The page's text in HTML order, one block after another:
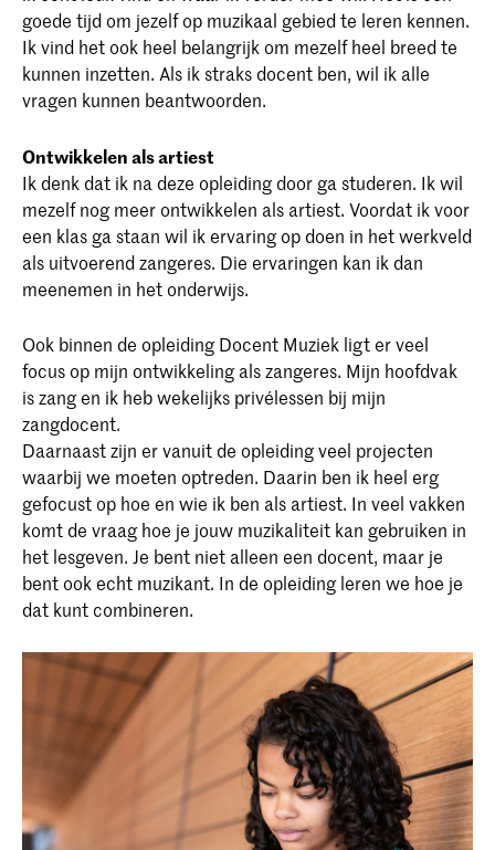
goede tijd om jezelf op muzikaal gebied te leren kennen.
Ik vind het ook heel belangrijk om mezelf heel breed te
kunnen inzetten. Als ik straks docent ben, wil ik alle
vragen kunnen beantwoorden.
Ontwikkelen als artiest
Ik denk dat ik na deze opleiding door ga studeren. Ik wil
mezelf nog meer ontwikkelen als artiest. Voordat ik voor
een klas ga staan wil ik ervaring op doen in het werkveld
als uitvoerend zangeres. Die ervaringen kan ik dan
meenemen in het onderwijs.
Ook binnen de opleiding Docent Muziek ligt er veel
focus op mijn ontwikkeling als zangeres. Mijn hoofdvak
is zang en ik heb wekelijks privélessen bij mijn
zangdocent.
Daarnaast zijn er vanuit de opleiding veel projecten
waarbij we moeten optreden. Daarin ben ik heel erg
gefocust op hoe en wie ik ben als artiest. In veel vakken
komt de vraag hoe je jouw muzikaliteit kan gebruiken in
het lesgeven. Je bent niet alleen een docent, maar je
bent ook echt muzikant. In de opleiding leren we hoe je
dat kunt combineren.